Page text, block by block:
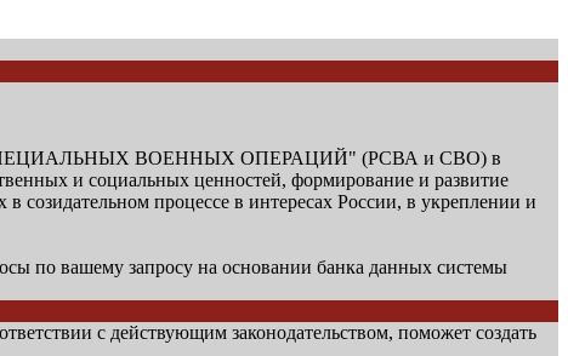
СПЕЦИАЛЬНЫХ ВОЕННЫХ ОПЕРАЦИЙ" (РСВА и СВО) в
и социальных ценностей, формирование и развитие
процессе в интересах России, в укреплении и
по вашему запросу на основании банка данных системы
с действующим законодательством, поможет создать